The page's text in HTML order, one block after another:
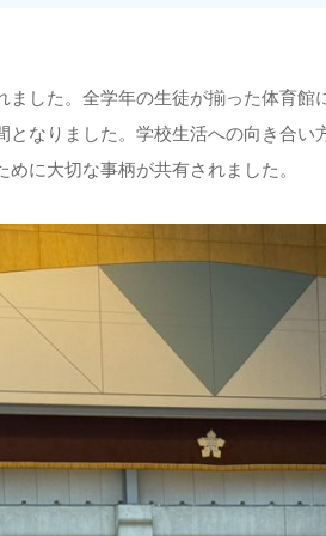
した。全学年の生徒が揃った体育
となりました。学校生活への向き合
に大切な事柄が共有されました。